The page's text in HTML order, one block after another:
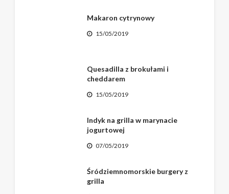
Makaron cytrynowy
15/05/2019
Quesadilla z brokułami i
cheddarem
15/05/2019
Indyk na grilla w marynacie
jogurtowej
07/05/2019
Śródziemnomorskie burgery z
grilla